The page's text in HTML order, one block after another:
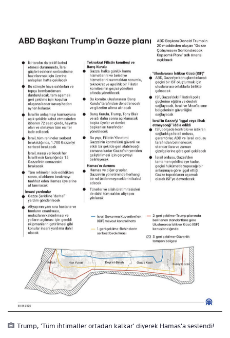
Trump, 'Tüm ihtimaller ortadan kalkar' diyerek Hamas'a seslendi!